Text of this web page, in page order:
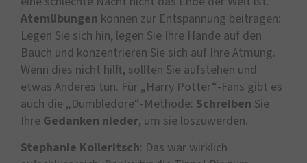
Atemübungen können zur Entspannung beitragen:
Legen Sie sich hin, legen Sie Ihre Hände auf den
Bauch und konzentrieren Sie sich auf Ihre Atmung.
Wenn dies nicht hilft, sollten Sie aufstehen und
etwas Anderes tun. Für „Harry Potter“-Fans gibt es
auch die „Dumbledore“-Methode: Schreiben Sie
Ihre Gedanken nieder, um sie loszuwerden.
Stephanie Kolleritsch: Das war wirklich